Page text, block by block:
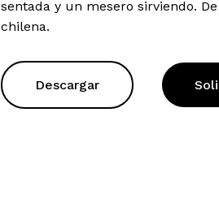
sentada y un mesero sirviendo.
chilena.
Descargar